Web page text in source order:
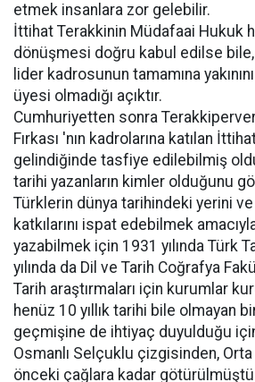
etmek insanlara zor gelebilir.
İttihat Terakkinin Müdafaai Hukuk
dönüşmesi doğru kabul edilse
lider kadrosunun tamamına
üyesi olmadığı açıktır.
Cumhuriyetten sonra
Fırkası 'nın kadrolarına katılan
gelindiğinde tasfiye edilebilmiş
tarihi yazanların kimler olduğunu
Türklerin dünya tarihindeki yerini
katkılarını ispat edebilmek
yazabilmek için 1931 yılında Türk
yılında da Dil ve Tarih Coğrafya
Tarih araştırmaları için kurumlar
henüz 10 yıllık tarihi bile olmayan
geçmişine de ihtiyaç duyulduğu
Osmanlı Selçuklu çizgisinden,
önceki çağlara kadar